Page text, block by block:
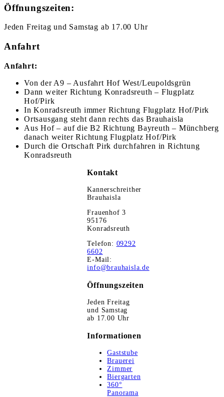
Öffnungszeiten:
Jeden Freitag und Samstag ab 17.00 Uhr
Anfahrt
Anfahrt:
Von der A9 – Ausfahrt Hof West/Leupoldsgrün
Dann weiter Richtung Konradsreuth – Flugplatz
Hof/Pirk
In Konradsreuth immer Richtung Flugplatz Hof/Pirk
Ortsausgang steht dann rechts das Brauhaisla
Aus Hof – auf die B2 Richtung Bayreuth – Münchberg
danach weiter Richtung Flugplatz Hof/Pirk
Durch die Ortschaft Pirk durchfahren in Richtung
Konradsreuth
Kontakt
Kannerschreither
Brauhaisla
Frauenhof 3
95176
Konradsreuth
Telefon: 09292
6602
E-Mail:
info@brauhaisla.de
Öffnungszeiten
Jeden Freitag
und Samstag
ab 17.00 Uhr
Informationen
Gaststube
Brauerei
Zimmer
Biergarten
360°
Panorama